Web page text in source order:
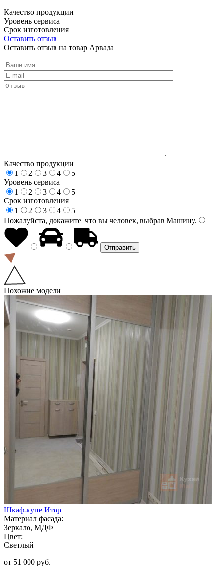
Качество продукции
Уровень сервиса
Срок изготовления
Оставить отзыв
Оставить отзыв на товар Арвада
Качество продукции
1
2 3 4
5
Уровень сервиса
1
2 3 4
5
Срок изготовления
1
2 3 4
5
Пожалуйста, докажите, что вы человек, выбрав Машину.
Похожие модели
Шкаф-купе Итор
Материал фасада:
Зеркало, МДФ
Цвет:
Светлый
от 51 000 руб.